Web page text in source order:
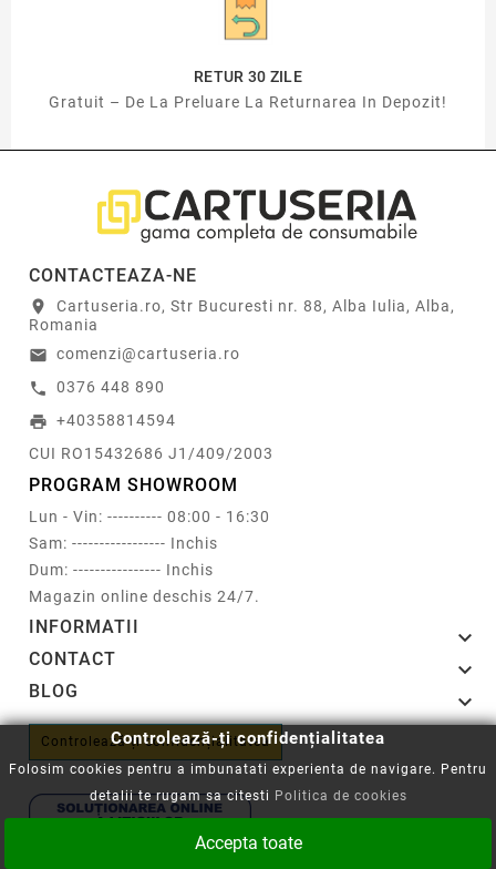
RETUR 30 ZILE
Gratuit – De La Preluare La Returnarea In Depozit!
CONTACTEAZA-NE
location_on
Cartuseria.ro, Str Bucuresti nr. 88, Alba Iulia, Alba,
Romania
email comenzi@cartuseria.ro
call 0376 448 890
print +40358814594
CUI RO15432686 J1/409/2003
PROGRAM SHOWROOM
Lun - Vin: ---------- 08:00 - 16:30
Sam: ----------------- Inchis
Dum: ---------------- Inchis
Magazin online deschis 24/7.
INFORMATII 
CONTACT 
BLOG 
Controlează-ți confidențialitatea
Controlează-ți confidențialitatea
Folosim cookies pentru a imbunatati experienta de navigare. Pentru
detalii te rugam sa citesti Politica de cookies
Accepta toate